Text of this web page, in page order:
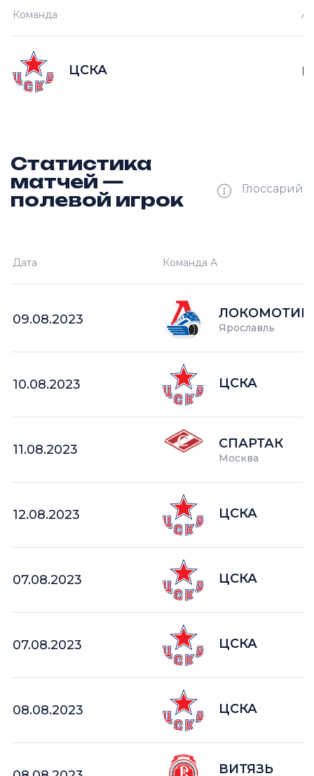
Ш —
Команда
ЦСКА
Статистика
матчей —
полевой игрок
Глоссарий
кол-во очков в турнире
Дата Команда А
09.08.2023
Ярославль
10.08.2023 ЦСКА
11.08.2023 СПАРТАК
Москва
12.08.2023 ЦСКА
07.08.2023 ЦСКА
07.08.2023 ЦСКА
08.08.2023 ЦСКА
ВИТЯЗЬ